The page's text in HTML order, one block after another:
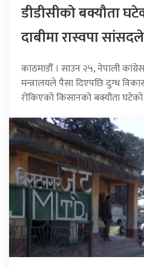
डीडीसीको बक्यौता
दाबीमा रास्वपा
काठमाडौँ । साउन २५, नेपाली
मन्त्रालयले पैसा दिएपछि दुग्ध
रोकिएको किसानको बक्यौता